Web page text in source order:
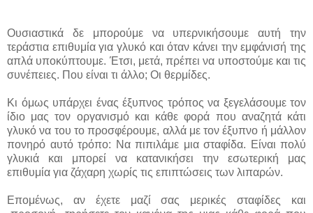
Ουσιαστικά δε μπορούμε να υπερνικήσουμε αυτή την
τεράστια επιθυμία για γλυκό και όταν κάνει την εμφάνισή της
απλά υποκύπτουμε. Έτσι, μετά, πρέπει να υποστούμε και τις
συνέπειες. Που είναι τι άλλο; Οι θερμίδες.
Κι όμως υπάρχει ένας έξυπνος τρόπος να ξεγελάσουμε τον
ίδιο μας τον οργανισμό και κάθε φορά που αναζητά κάτι
γλυκό να του το προσφέρουμε, αλλά με τον έξυπνο ή μάλλον
πονηρό αυτό τρόπο: Να πιπιλάμε μια σταφίδα. Είναι πολύ
γλυκιά και μπορεί να κατανικήσει την εσωτερική μας
επιθυμία για ζάχαρη χωρίς τις επιπτώσεις των λιπαρών.
Επομένως, αν έχετε μαζί σας μερικές σταφίδες και